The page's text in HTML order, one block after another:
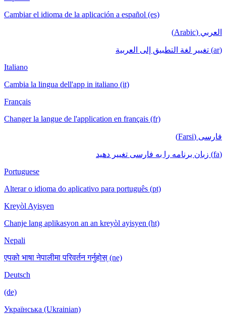
Cambiar el idioma de la aplicación a español (es)
العربي (Arabic)
(ar) تغيير لغة التطبيق إلى العربية
Italiano
Cambia la lingua dell'app in italiano (it)
Français
Changer la langue de l'application en français (fr)
فارسی (Farsi)
(fa) زبان برنامه را به فارسی تغییر دهید
Portuguese
Alterar o idioma do aplicativo para português (pt)
Kreyòl Ayisyen
Chanje lang aplikasyon an an kreyòl ayisyen (ht)
Nepali
एपको भाषा नेपालीमा परिवर्तन गर्नुहोस् (ne)
Deutsch
(de)
Українська (Ukrainian)